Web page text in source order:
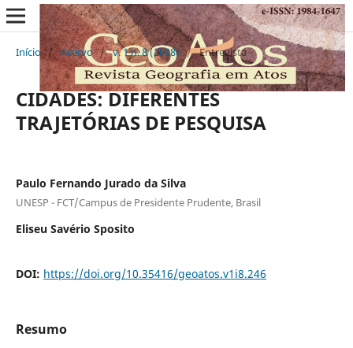
Início / Acervo / v. 1 n. 8 (2008) / Entrevista
CIDADES: DIFERENTES
TRAJETÓRIAS DE PESQUISA
Paulo Fernando Jurado da Silva
UNESP - FCT/Campus de Presidente Prudente, Brasil
Eliseu Savério Sposito
DOI: https://doi.org/10.35416/geoatos.v1i8.246
Resumo